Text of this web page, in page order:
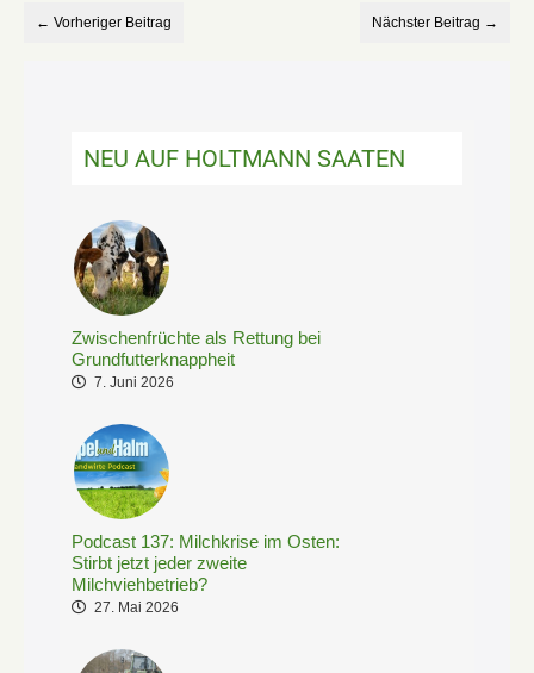
← Vorheriger Beitrag Nächster Beitrag →
NEU AUF HOLTMANN SAATEN
Zwischenfrüchte als Rettung bei
Grundfutterknappheit
7. Juni 2026
Podcast 137: Milchkrise im Osten:
Stirbt jetzt jeder zweite
Milchviehbetrieb?
27. Mai 2026